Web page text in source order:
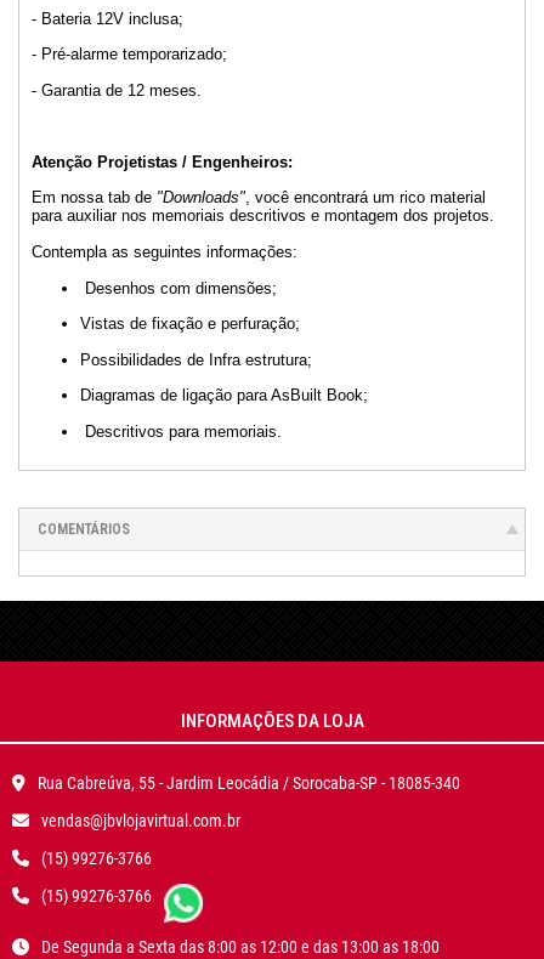
- Bateria 12V inclusa;
- Pré-alarme temporarizado;
- Garantia de 12 meses.
Atenção Projetistas / Engenheiros:
Em nossa tab de "Downloads", você encontrará um rico material
para auxiliar nos memoriais descritivos e montagem dos projetos.
Contempla as seguintes informações:
Desenhos com dimensões;
Vistas de fixação e perfuração;
Possibilidades de Infra estrutura;
Diagramas de ligação para AsBuilt Book;
Descritivos para memoriais.
COMENTÁRIOS
INFORMAÇÕES DA LOJA
Rua Cabreúva, 55 - Jardim Leocádia / Sorocaba-SP - 18085-340
vendas@jbvlojavirtual.com.br
(15) 99276-3766
(15) 99276-3766
De Segunda a Sexta das 8:00 as 12:00 e das 13:00 as 18:00